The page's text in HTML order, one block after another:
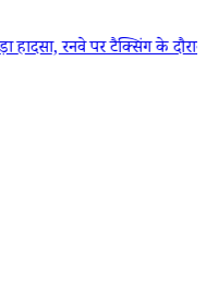
के दौरान ट्रेनी